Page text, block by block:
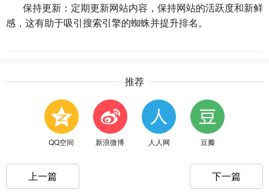
保持更新：定期更新网站内容，保持网站的活跃度和新鲜
感，这有助于吸引搜索引擎的蜘蛛并提升排名。
推荐
QQ空间 新浪微博 人人网 豆瓣
上一篇 下一篇